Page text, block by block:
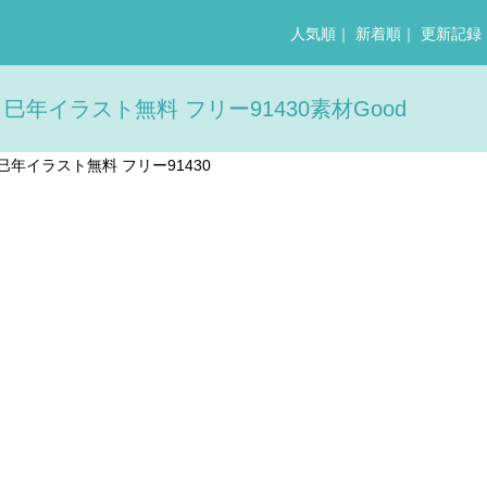
人気順 ｜ 新着順 ｜ 更新記録
年イラスト無料 フリー91430素材Good
年イラスト無料 フリー91430